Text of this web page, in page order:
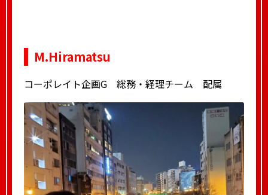
M.Hiramatsu
コーポレイト企画G 総務・経理チーム 配属